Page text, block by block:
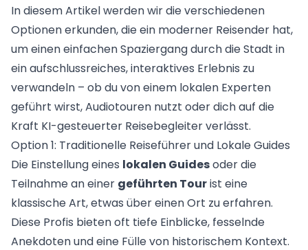
In diesem Artikel werden wir die verschiedenen
Optionen erkunden, die ein moderner Reisender hat,
um einen einfachen Spaziergang durch die Stadt in
ein aufschlussreiches, interaktives Erlebnis zu
verwandeln – ob du von einem lokalen Experten
geführt wirst, Audiotouren nutzt oder dich auf die
Kraft KI-gesteuerter Reisebegleiter verlässt.
Option 1: Traditionelle Reiseführer und Lokale Guides
Die Einstellung eines lokalen Guidesoder die
Teilnahme an einer geführten Tourist eine
klassische Art, etwas über einen Ort zu erfahren.
Diese Profis bieten oft tiefe Einblicke, fesselnde
Anekdoten und eine Fülle von historischem Kontext.